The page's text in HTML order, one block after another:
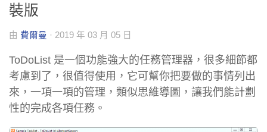
裝版
由 費爾曼 · 2019 年 03 月 05 日
ToDoList 是一個功能強大的任務管理器，很多細節都
考慮到了，很值得使用，它可幫你把要做的事情列出
來，一項一項的管理，類似思維導圖，讓我們能計劃
性的完成各項任務。